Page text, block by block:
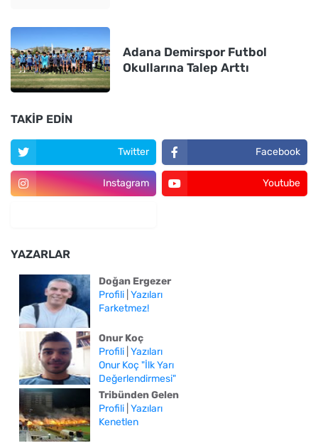
Adana Demirspor Futbol
Okullarına Talep Arttı
TAKIP EDIN
Twitter Facebook
Instagram Youtube
YAZARLAR
Doğan Ergezer
Profili Yazıları
Farketmez!
Onur Koç
Profili Yazıları
Onur Koç "İlk Yarı
Değerlendirmesi"
Tribünden Gelen
Profili Yazıları
Kenetlen